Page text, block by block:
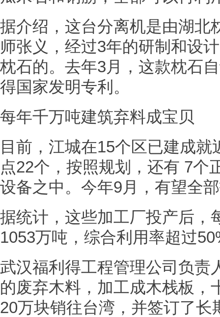
据介绍，这台分离机是由湖北
师张义，经过3年的研制和设
枕石的。去年3月，这款枕石
得国家发明专利。
每年千万吨建筑弃料成宝贝
目前，江城在15个区已建成
点22个，按照规划，还有 7个
设备之中。今年9月，有望全
据统计，这些加工厂投产后，
1053万吨，综合利用率超过
武汉福利得工程管理公司负责
的废弃木料，加工成木栈板，
20万块销往台湾，并签订了长